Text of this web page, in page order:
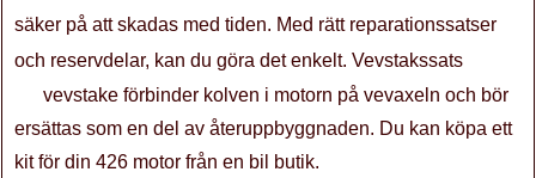
säker på att skadas med tiden. Med rätt reparationssatser
och reservdelar, kan du göra det enkelt. Vevstakssats
vevstake förbinder kolven i motorn på vevaxeln och bör
ersättas som en del av återuppbyggnaden. Du kan köpa ett
kit för din 426 motor från en bil butik.